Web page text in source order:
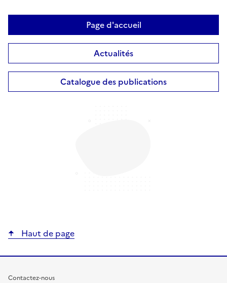
Page d'accueil
Actualités
Catalogue des publications
Haut de page
Contactez-nous